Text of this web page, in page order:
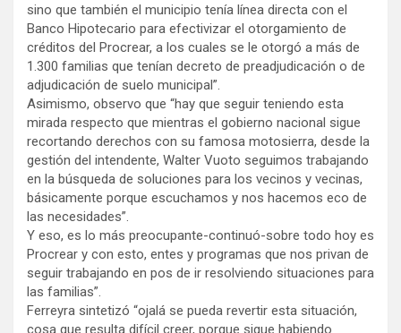
sino que también el municipio tenía línea directa con el
Banco Hipotecario para efectivizar el otorgamiento de
créditos del Procrear, a los cuales se le otorgó a más de
1.300 familias que tenían decreto de preadjudicación o de
adjudicación de suelo municipal”.
Asimismo, observo que “hay que seguir teniendo esta
mirada respecto que mientras el gobierno nacional sigue
recortando derechos con su famosa motosierra, desde la
gestión del intendente, Walter Vuoto seguimos trabajando
en la búsqueda de soluciones para los vecinos y vecinas,
básicamente porque escuchamos y nos hacemos eco de
las necesidades”.
Y eso, es lo más preocupante-continuó-sobre todo hoy es
Procrear y con esto, entes y programas que nos privan de
seguir trabajando en pos de ir resolviendo situaciones para
las familias”.
Ferreyra sintetizó “ojalá se pueda revertir esta situación,
cosa que resulta difícil creer, porque sigue habiendo